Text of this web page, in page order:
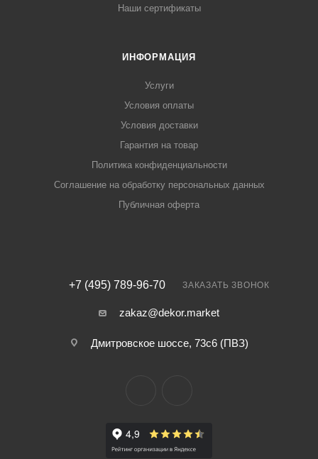
Наши сертификаты
ИНФОРМАЦИЯ
Услуги
Условия оплаты
Условия доставки
Гарантия на товар
Политика конфиденциальности
Соглашение на обработку персональных данных
Публичная оферта
+7 (495) 789-96-70 ЗАКАЗАТЬ ЗВОНОК
zakaz@dekor.market
Дмитровское шоссе, 73с6 (ПВЗ)